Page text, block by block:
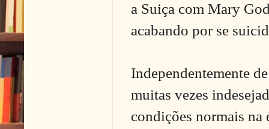
a Suiça com Mary
acabando por se
Independentemente
muitas vezes
condições normais na